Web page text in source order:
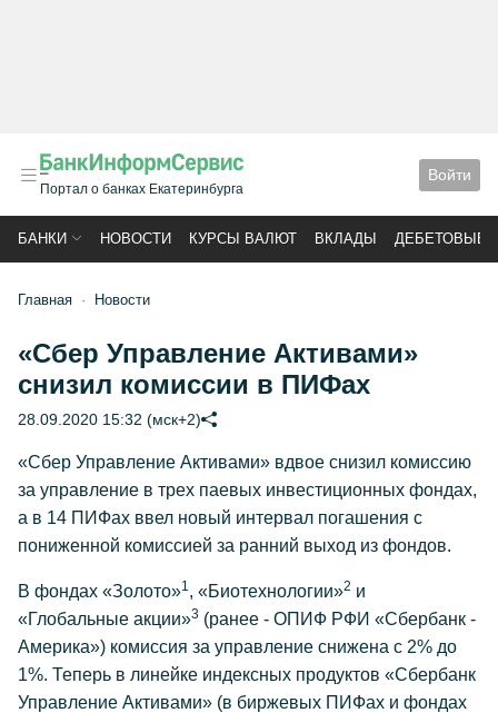
Портал о банках Екатеринбурга
Войти
БАНКИ НОВОСТИ КУРСЫ ВАЛЮТ ВКЛАДЫ ДЕБЕТОВЫЕ
Главная Новости
«Сбер Управление Активами»
снизил комиссии в ПИФах
28.09.2020 15:32 (мск+2)
«Сбер Управление Активами» вдвое снизил комиссию
за управление в трех паевых инвестиционных фондах,
а в 14 ПИФах ввел новый интервал погашения с
пониженной комиссией за ранний выход из фондов.
В фондах «Золото»1, «Биотехнологии»2 и
«Глобальные акции»3 (ранее - ОПИФ РФИ «Сбербанк -
Америка») комиссия за управление снижена с 2% до
1%. Теперь в линейке индексных продуктов «Сбербанк
Управление Активами» (в биржевых ПИФах и фондах